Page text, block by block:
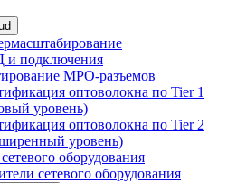
подключения
МРО-разъемов
оптоволокна по Tier 1
уровень)
оптоволокна по Tier 2
уровень)
оборудования
сетевого оборудования